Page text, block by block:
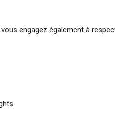
engagez également à